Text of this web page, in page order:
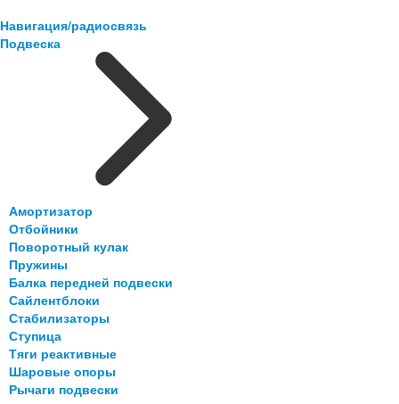
Навигация/радиосвязь
Подвеска
Амортизатор
Отбойники
Поворотный кулак
Пружины
Балка передней подвески
Сайлентблоки
Стабилизаторы
Ступица
Тяги реактивные
Шаровые опоры
Рычаги подвески